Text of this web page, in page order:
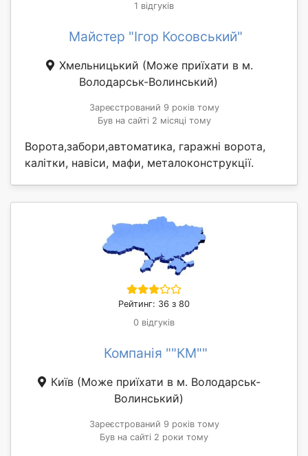
1 відгуків
Майстер "Ігор Косовський"
Хмельницький (Може приїхати в м.
Володарськ-Волинський)
Зареєстрований 9 років тому
Був на сайті 2 місяці тому
Ворота,забори,автоматика, гаражні ворота,
калітки, навіси, мафи, металоконструкції.
Рейтинг: 36 з 80
0 відгуків
Компанія ""КМ""
Київ (Може приїхати в м. Володарськ-
Волинський)
Зареєстрований 9 років тому
Був на сайті 2 роки тому